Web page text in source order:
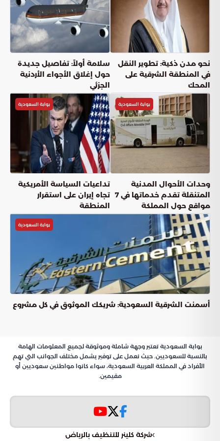
نحو مدن ذكية: تطوير النقل
في المنطقة الشرقية على
المحك
سلامة أولاً: تفاصيل جديدة
حول إغلاق الأجواء الأردنية
الجزئي
بوابة السعودية
وحدات الأحوال المدنية
المتنقلة تقدم خدماتها في 7
مواقع حول المملكة
بوابة السعودية
تداعيات السياسة الأمريكية
تجاه إيران على استقرار
المنطقة
بوابة السعودية
أسمنت الشرقية السعودية: شريكك الموثوق في كل مشروع
بوابة السعودية تعتبر وجهة شاملة وموثوقة لجميع المعلومات الهامة
بالنسبة للسعوديين. حيث نعمل على توفير يشمل مختلف الجوانب التي تهم
الأفراد في المملكة العربية السعودية، سواء كانوا مواطنين سعوديين أو
مقيمين.
شركة كلينر للتنظيف بالرياض